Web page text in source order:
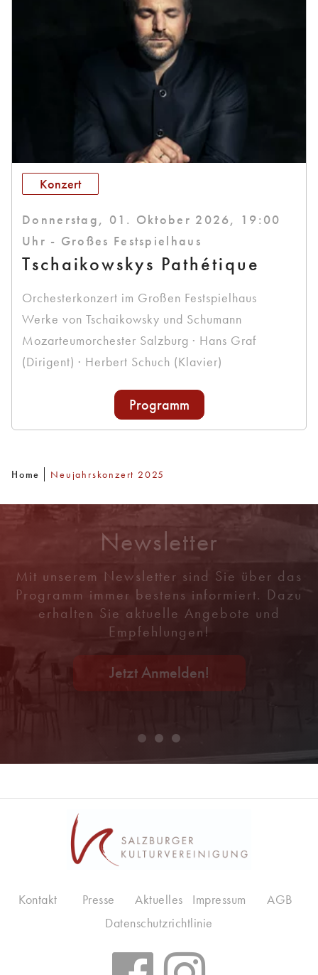
Konzert
Donnerstag, 01. Oktober 2026, 19:00
Uhr - Großes Festspielhaus
Tschaikowskys Pathétique
Orchesterkonzert im Großen Festspielhaus
Werke von Tschaikowsky und Schumann
Mozarteumorchester Salzburg · Hans Graf
(Dirigent) · Herbert Schuch (Klavier)
Programm
Home Neujahrskonzert 2025
Newsletter
Mit unserem Newsletter sind Sie über das
Programm immer bestens informiert. Dazu
erhalten Sie aktuelle Angebote und
Empfehlungen!
Jetzt Anmelden!
Kontakt Presse Aktuelles Impressum
AGB
Datenschutzrichtlinie